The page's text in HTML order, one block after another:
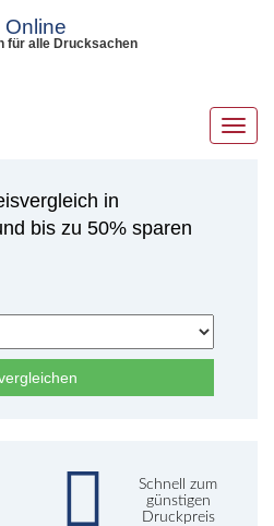
für alle Drucksachen
in
bis zu 50% sparen
Schnell zum
günstigen
Druckpreis